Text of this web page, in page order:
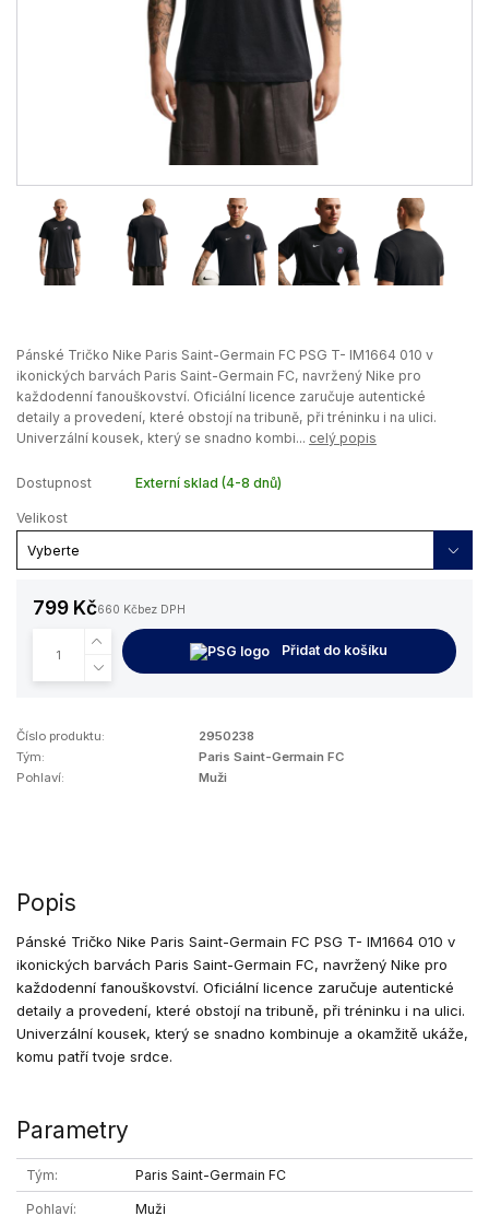
Pánské Tričko Nike Paris Saint-Germain FC PSG T- IM1664 010 v
ikonických barvách Paris Saint-Germain FC, navržený Nike pro
každodenní fanouškovství. Oficiální licence zaručuje autentické
detaily a provedení, které obstojí na tribuně, při tréninku i na ulici.
Univerzální kousek, který se snadno kombi... celý popis
Dostupnost Externí sklad (4-8 dnů)
Velikost
799 Kč660 Kčbez DPH
Přidat do košíku
Číslo produktu:
2950238
Tým:
Paris Saint-Germain FC
Pohlaví:
Muži
Popis
Pánské Tričko Nike Paris Saint-Germain FC PSG T- IM1664 010 v
ikonických barvách Paris Saint-Germain FC, navržený Nike pro
každodenní fanouškovství. Oficiální licence zaručuje autentické
detaily a provedení, které obstojí na tribuně, při tréninku i na ulici.
Univerzální kousek, který se snadno kombinuje a okamžitě ukáže,
komu patří tvoje srdce.
Parametry
Tým Paris Saint-Germain FC
Pohlaví Muži